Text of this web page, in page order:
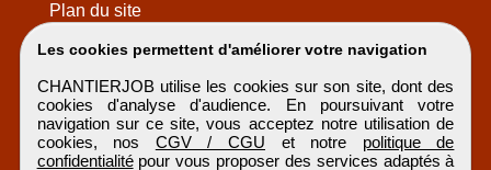
Les cookies permettent d'améliorer votre navigation
CHANTIERJOB utilise les cookies sur son site, dont des
cookies d'analyse d'audience. En poursuivant votre
navigation sur ce site, vous acceptez notre utilisation de
cookies, nos CGV / CGU et notre politique de
confidentialitépour vous proposer des services adaptés à
Plan du site